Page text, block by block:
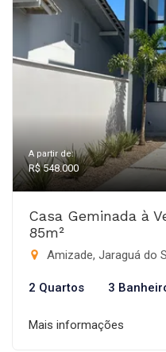
A partir de:
R$ 548.000
Casa Geminada à
85m²
Amizade, Jaraguá do
2 Quartos 3
Mais informações